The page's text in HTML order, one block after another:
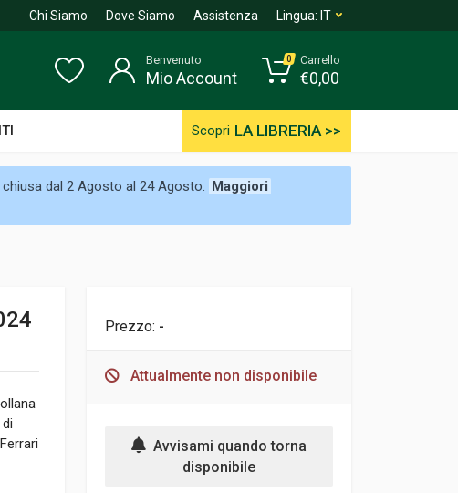
Chi Siamo Dove Siamo Assistenza Lingua: IT
Scopri LA LIBRERIA >>
Benvenuto
Mio Account
0 Carrello
€0,00
dal 2 Agosto al 24 Agosto. Maggiori
Prezzo: -
Attualmente non disponibile
Avvisami quando torna
disponibile